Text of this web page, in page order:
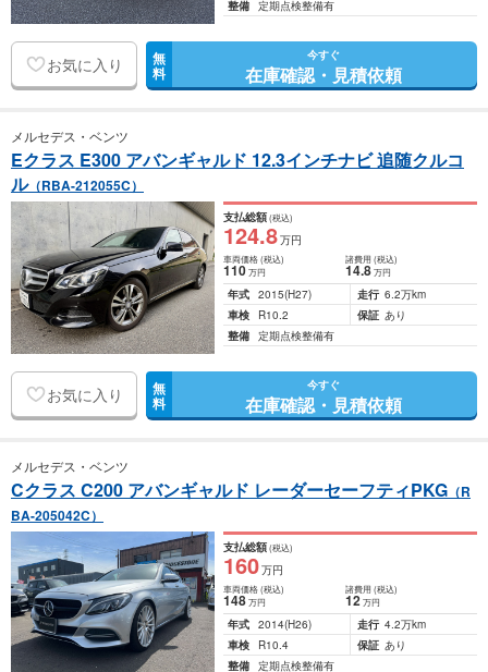
整備 定期点検整備有
お気に入り 無
料
今すぐ
在庫確認・見積依頼
メルセデス・ベンツ
Eクラス E300 アバンギャルド 12.3インチナビ 追随クルコ
ル（RBA-212055C）
支払総額(税込)
124.8万円
車両価格(税込)
110万円
諸費用 (税込)
14.8 万円
年式 2015(H27) 走行 6.2万km
車検
R10.2 保証 あり
整備 定期点検整備有
お気に入り 無
料
今すぐ
在庫確認・見積依頼
メルセデス・ベンツ
Cクラス C200 アバンギャルド レーダーセーフティPKG （R
BA-205042C）
支払総額(税込)
160万円
車両価格(税込)
148万円
諸費用 (税込)
12 万円
年式 2014(H26) 走行 4.2万km
車検
R10.4 保証 あり
整備 定期点検整備有